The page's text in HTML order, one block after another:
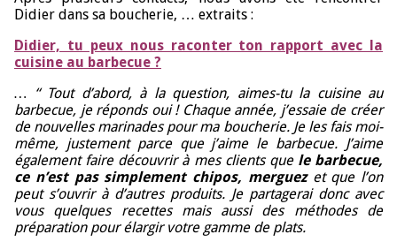
Didier dans sa boucherie, … extraits :
Didier, tu peux nous raconter ton rapport avec la
cuisine au barbecue ?
… “ Tout d’abord, à la question, aimes-tu la cuisine au
barbecue, je réponds oui ! Chaque année, j’essaie de créer
de nouvelles marinades pour ma boucherie. Je les fais moi-
même, justement parce que j’aime le barbecue. J’aime
également faire découvrir à mes clients que le barbecue,
ce n’est pas simplement chipos, merguezet que l’on
peut s’ouvrir à d’autres produits. Je partagerai donc avec
vous quelques recettes mais aussi des méthodes de
préparation pour élargir votre gamme de plats.